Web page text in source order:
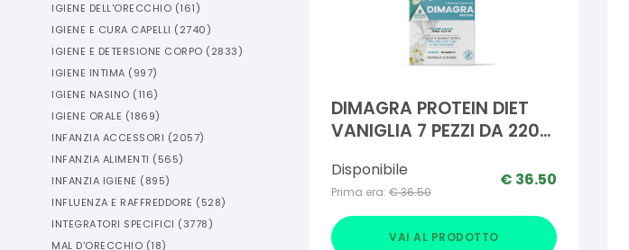
IGIENE DELL'ORECCHIO (161)
IGIENE E CURA CAPELLI (2740)
IGIENE E DETERSIONE CORPO (2833)
IGIENE INTIMA (997)
IGIENE NASINO (116)
IGIENE ORALE (1869)
INFANZIA ACCESSORI (2057)
INFANZIA ALIMENTI (565)
INFANZIA IGIENE (895)
INFLUENZA E RAFFREDDORE (528)
INTEGRATORI SPECIFICI (3778)
MAL D'ORECCHIO (18)
DIMAGRA PROTEIN DIET
VANIGLIA 7 PEZZI DA 220
Disponibile
Prima era: €36.50
€ 36.50
VAI AL PRODOTTO